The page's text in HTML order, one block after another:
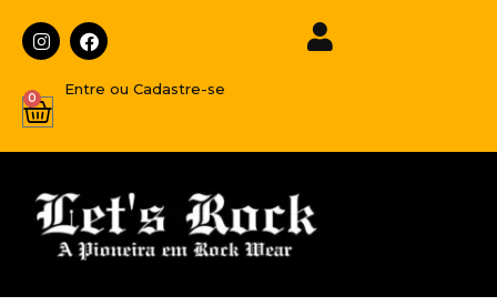
Entre ou Cadastre-se
0